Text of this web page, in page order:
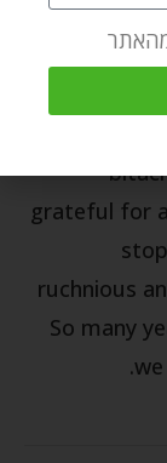
enriched
nuance of
grateful for
ruchnious
So many